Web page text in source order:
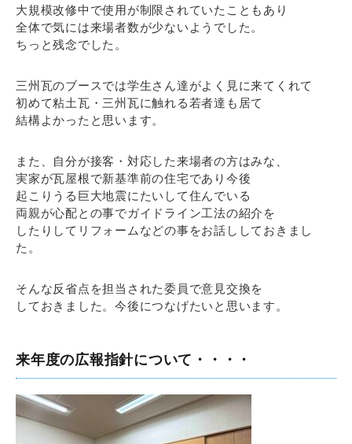
大規模改修中で使用が制限されていたこともあり
全体で気には来場者数が少ないようでした。
ちっと残念でした。
三州瓦のブースでは学生さん達がよく見に来てくれて
初めて粘土瓦・三州瓦に触れる若者達も居て
結構よかったと思います。
また、自分が接客・対応した来場者の方はみな、
実家が瓦屋根で新基準前の住宅であり今後
起こりうる巨大地震にたいして住んでいる
両親が心配との事でガイドライン工法の紹介を
したりしてリフォームなどの事をお話ししておきまし
た。
そんな反省点を担当された委員で意見交換を
しておきました。今後につなげたいと思います。
来年度の広報指針について・・・・